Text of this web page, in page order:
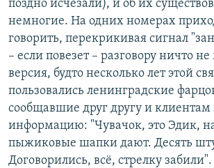
поздно исчезали), и об их
немногие. На одних номерах
говорить, перекрикивая сигнал
– если повезет – разговору ничто
версия, будто несколько лет этой
пользовались ленинградские
сообщавшие друг другу и
информацию: "Чувачок, это Эдик,
пыжиковые шапки дают. Десять
Договорились, всё, стрелку